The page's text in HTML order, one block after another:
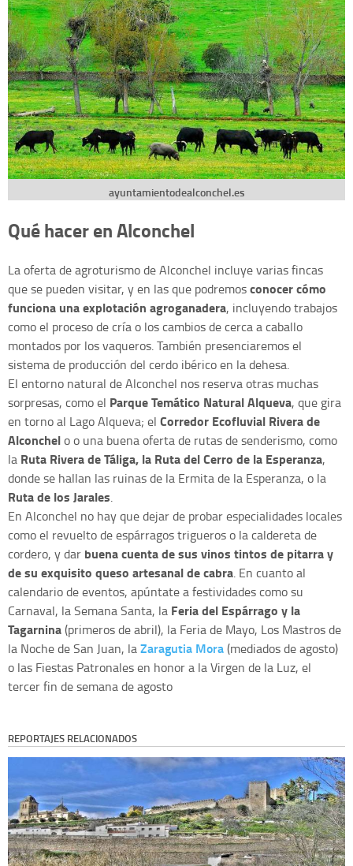
ayuntamientodealconchel.es
Qué hacer en Alconchel
La oferta de agroturismo de Alconchel incluye varias fincas
que se pueden visitar, y en las que podremosconocer cómo
funciona una explotación agroganadera, incluyendo trabajos
como el proceso de cría o los cambios de cerca a caballo
montados por los vaqueros. También presenciaremos el
sistema de producción del cerdo ibérico en la dehesa.
El entorno natural de Alconchel nos reserva otras muchas
sorpresas, como el Parque Temático Natural Alqueva, que gira
en torno al Lago Alqueva; el Corredor Ecofluvial Rivera de
Alconchelo o una buena oferta de rutas de senderismo, como
la Ruta Rivera de Táliga, la Ruta del Cerro de la Esperanza,
donde se hallan las ruinas de la Ermita de la Esperanza, o la
Ruta de los Jarales.
En Alconchel no hay que dejar de probar especialidades locales
como el revuelto de espárragos trigueros o la caldereta de
cordero, y dar buena cuenta de sus vinos tintos de pitarra y
de su exquisito queso artesanal de cabra. En cuanto al
calendario de eventos, apúntate a festividades como su
Carnaval, la Semana Santa, la Feria del Espárrago y la
Tagarnina(primeros de abril), la Feria de Mayo, Los Mastros de
la Noche de San Juan, laZaragutia Mora(mediados de agosto)
o las Fiestas Patronales en honor a la Virgen de la Luz, el
tercer fin de semana de agosto
REPORTAJES RELACIONADOS